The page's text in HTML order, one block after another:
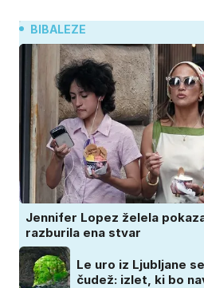
BIBALEZE
Jennifer Lopez želela
razburila ena stvar
Le uro iz Ljubljane
čudež: izlet, ki bo